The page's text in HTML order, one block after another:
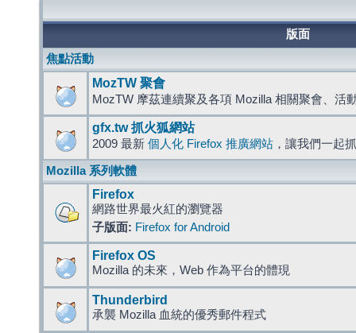
版面
焦點活動
MozTW 聚會
MozTW 摩茲連續聚及各項 Mozilla 相關聚會、活
gfx.tw 抓火狐網站
2009 最新 個人化 Firefox 推廣網站 ，讓我們一起
Mozilla 系列軟體
Firefox
網路世界最火紅的瀏覽器
子版面: Firefox for Android
Firefox OS
Mozilla 的未來，Web 作為平台的體現
Thunderbird
承襲 Mozilla 血統的優秀郵件程式